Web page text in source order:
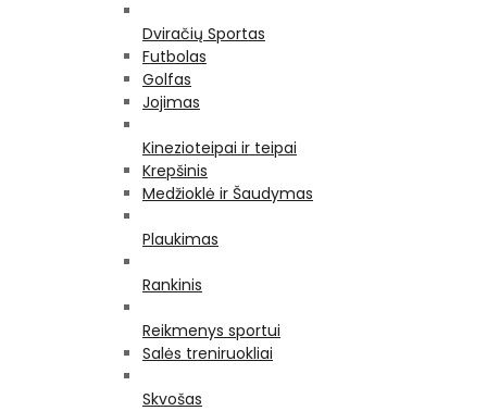
Dviračių Sportas
Futbolas
Golfas
Jojimas
Kinezioteipai ir teipai
Krepšinis
Medžioklė ir Šaudymas
Plaukimas
Rankinis
Reikmenys sportui
Salės treniruokliai
Skvošas